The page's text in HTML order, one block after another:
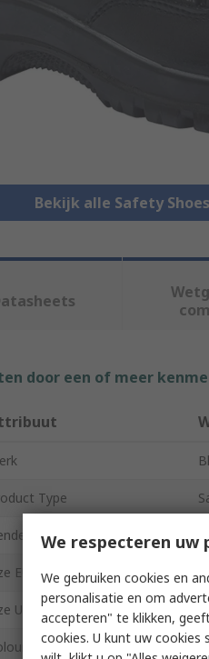
Bekijk alle Safety Shoes
door een of meer
Type
EU
UK 11
We respecteren uw
We gebruiken cookies en
personalisatie en om
accepteren" te klikken,
cookies. U kunt uw cookies